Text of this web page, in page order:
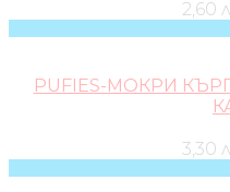
2,60
PUFIES-МОКРИ
3,30